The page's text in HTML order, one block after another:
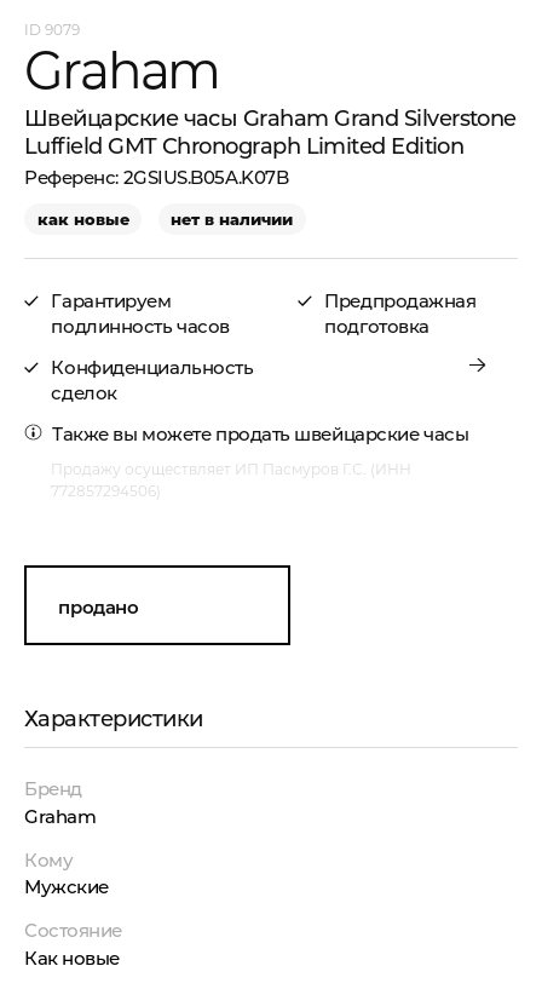
9079
Graham
Швейцарские часы Graham Grand Silverstone
Luffield GMT Chronograph Limited Edition
2GSIUS.B05A.K07B
как новые нет в наличии
Гарантируем
подлинность часов
Конфиденциальность
сделок
Предпродажная
подготовка
Также вы можете продать швейцарские часы
Продажу осуществляет ИП Пасмуров Г.С. (ИНН
772857294506)
продано
Характеристики
Бренд
Graham
Кому
Мужские
Состояние
Как новые